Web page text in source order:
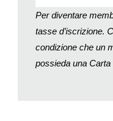
Per diventare
tasse d’iscrizione.
condizione che un
possieda una